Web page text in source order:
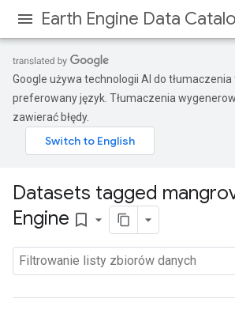
Earth Engine Data
Google używa technologii AI do
preferowany język. Tłumaczenia
zawierać błędy.
Datasets tagged
Engine bookmark_border